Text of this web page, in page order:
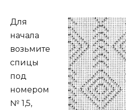
Для
начала
возьмите
спицы
под
номером
№ 1,5,